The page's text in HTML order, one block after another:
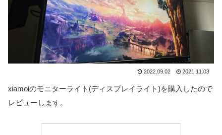
2022.09.02 2021.11.03
xiamoiのモニターライト(ディスプレイライト)を購入したので
レビューします。